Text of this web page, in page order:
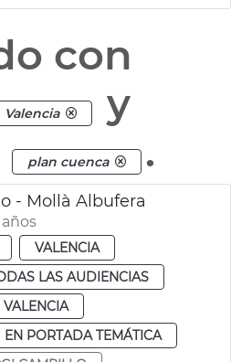
con
Valencia
y
plan cuenca .
- Mollà Albufera
VALENCIA
LAS AUDIENCIAS
VALENCIA
EN PORTADA TEMÁTICA